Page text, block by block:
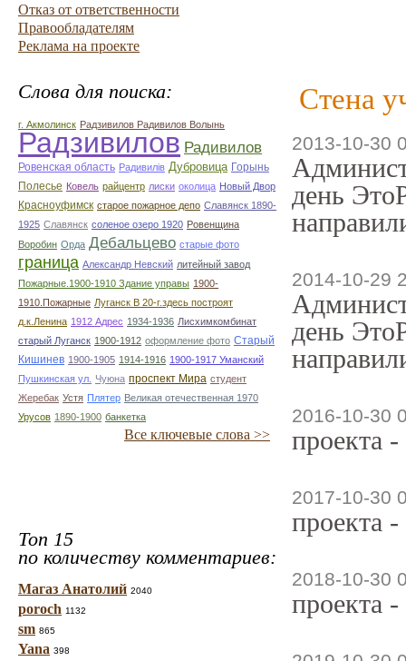
Отказ от ответственности
Правообладателям
Реклама на проекте
Слова для поиска:
г. Акмолинск Радзивилов Радивилов Волынь
Радзивилов Радивилов
Ровенская область Радивилiв Дубровица Горынь
Полесье Ковель райцентр лиски околица Новый Двор
Красноуфимск старое пожарное депо Славянск 1890-
1925 Славянск соленое озеро 1920 Ровенщина
Воробин Орда Дебальцево старые фото
граница Александр Невский литейный завод
Пожарные.1900-1910 Здание управы 1900-
1910.Пожарные Луганск В 20-г.здесь построят
д.к.Ленина 1912 Адрес 1934-1936 Лисхимкомбинат
старый Луганск 1900-1912 оформление фото Старый
Кишинев 1900-1905 1914-1916 1900-1917 Уманский
Пушкинская ул.
Чуюна проспект Мира студент
Жеребак Устя Плятер Великая отечественная 1970
Урусов 1890-1900 банкетка
Все ключевые слова >>
Топ 15
по количеству комментариев:
Магаз Анатолий 2040
poroch 1132
sm 865
Yana 398
Стена
2013-10-30
день
2014-10-29
день
2016-10-30
проекта
2017-10-30
проекта
2018-10-30
проекта